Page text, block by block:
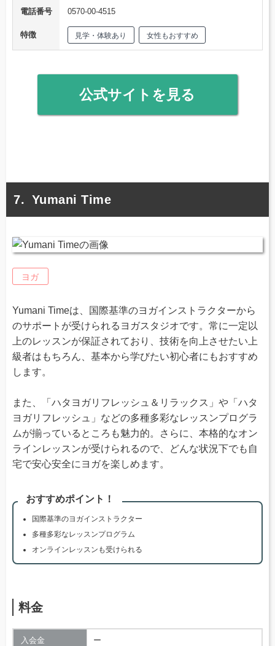
電話番号
0570-00-4515
特徴 見学・体験あり 女性もおすすめ
公式サイトを見る
Yumani Time
ヨガ
Yumani Timeは、国際基準のヨガインストラクターから
のサポートが受けられるヨガスタジオです。常に一定以
上のレッスンが保証されており、技術を向上させたい上
級者はもちろん、基本から学びたい初心者にもおすすめ
します。
また、「ハタヨガリフレッシュ＆リラックス」や「ハタ
ヨガリフレッシュ」などの多種多彩なレッスンプログラ
ムが揃っているところも魅力的。さらに、本格的なオン
ラインレッスンが受けられるので、どんな状況下でも自
宅で安心安全にヨガを楽しめます。
おすすめポイント！
国際基準のヨガインストラクター
多種多彩なレッスンプログラム
オンラインレッスンも受けられる
料金
入会金 ー